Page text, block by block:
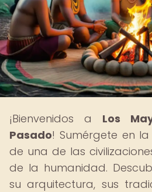
¡Bienvenidos a Los
Pasado! Sumérgete en
de una de las
de la humanidad.
su arquitectura, sus